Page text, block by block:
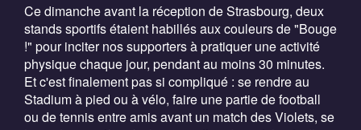
Ce dimanche avant la réception de Strasbourg, deux
stands sportifs étaient habillés aux couleurs de "Bouge
!" pour inciter nos supporters à pratiquer une activité
physique chaque jour, pendant au moins 30 minutes.
Et c'est finalement pas si compliqué : se rendre au
Stadium à pied ou à vélo, faire une partie de football
ou de tennis entre amis avant un match des Violets, se